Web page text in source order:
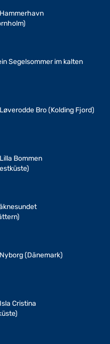
Segelsommer im kalten
Bro (Kolding Fjord)
Bommen
(Dänemark)
Cristina